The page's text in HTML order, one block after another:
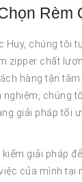
Rèm
Huy, chúng tôi
zipper chất
hàng tận
nghiệm, chúng
giải pháp tối
kiếm giải pháp
của mình tại